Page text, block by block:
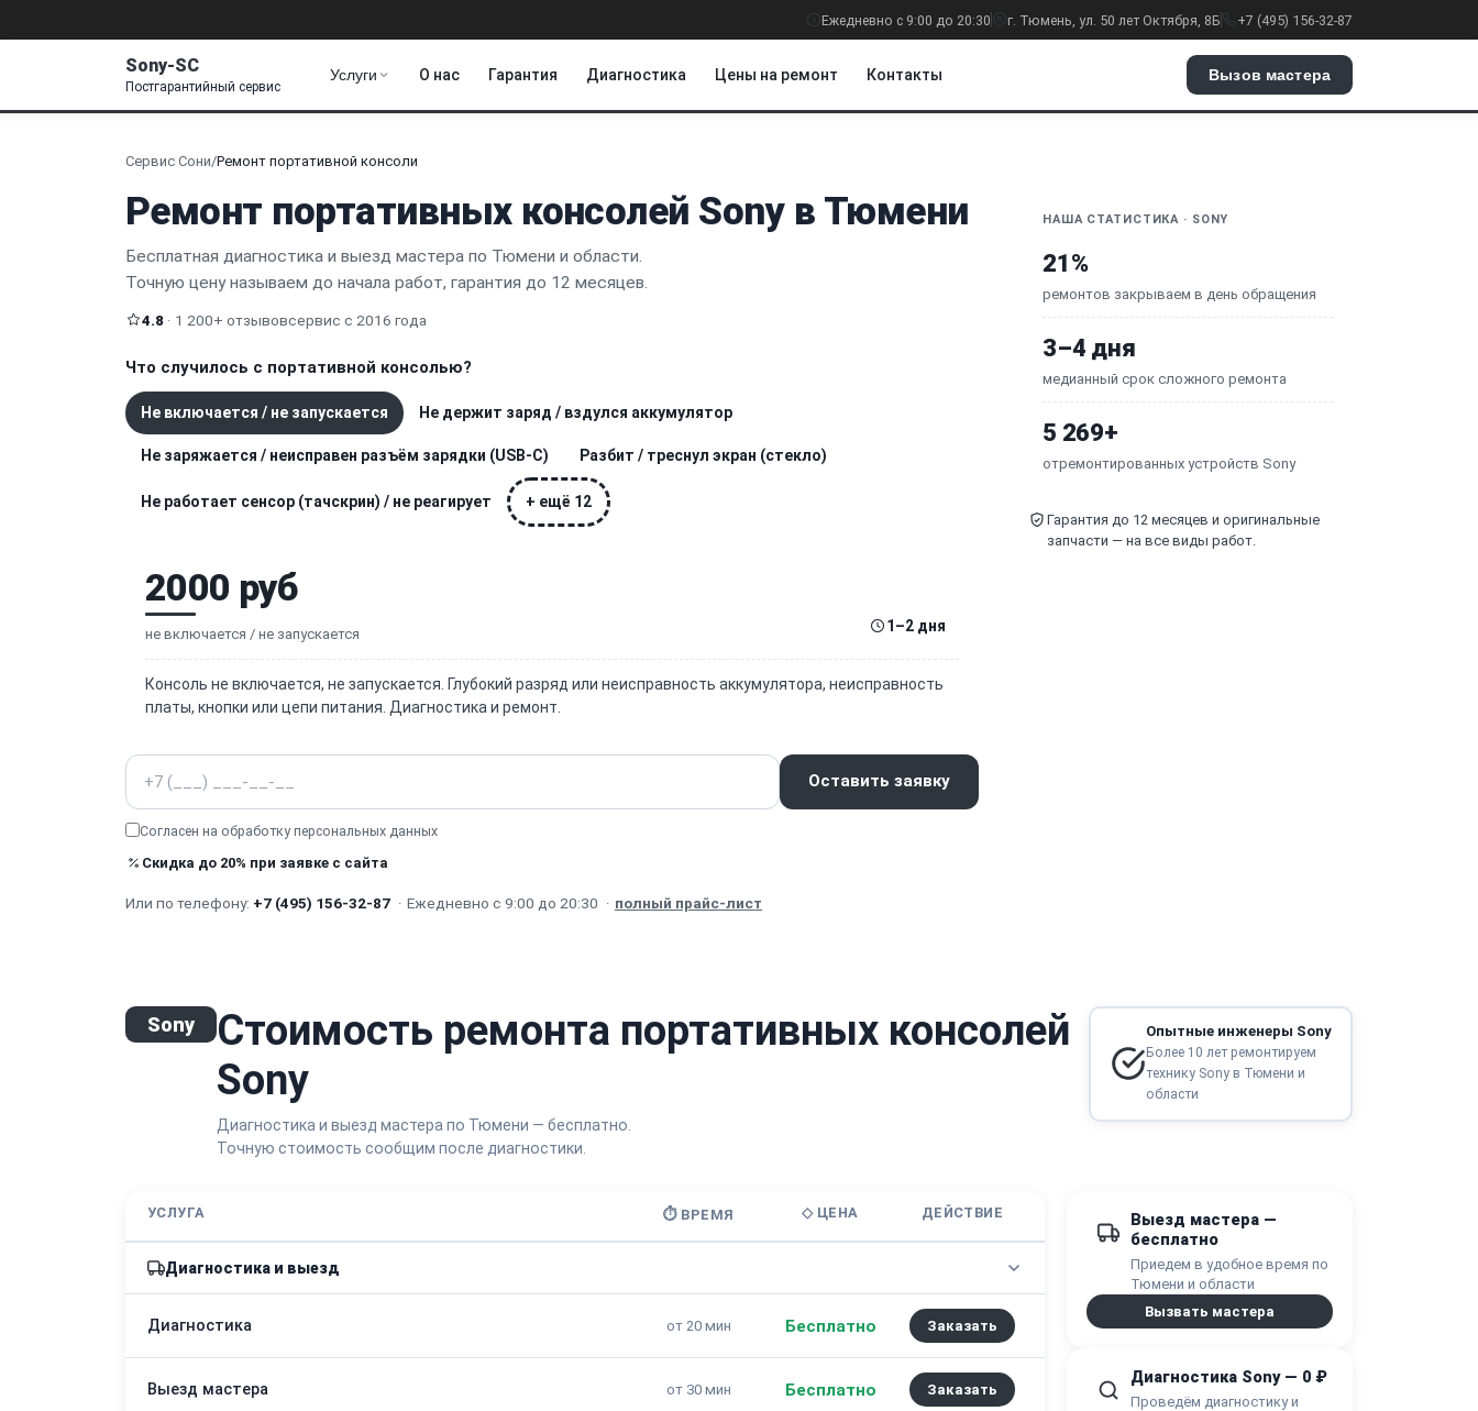
Ежедневно с 9:00 до 20:30 г. Тюмень, ул. 50 лет Октября, 8Б +7 (495) 156-32-87
Sony-SC
Постгарантийный сервис
Услуги О нас Гарантия Диагностика Цены на ремонт Контакты Вызов мастера
Сервис Сони/Ремонт портативной консоли
Ремонт портативных консолей Sony в Тюмени
Бесплатная диагностика и выезд мастера по Тюмени и области.
Точную цену называем до начала работ, гарантия до 12 месяцев.
4.8 · 1 200+ отзывовсервис с 2016 года
Что случилось с портативной консолью?
Не включается / не запускается Не держит заряд / вздулся аккумулятор
Не заряжается / неисправен разъём зарядки (USB-C) Разбит / треснул экран (стекло)
Не работает сенсор (тачскрин) / не реагирует + ещё 12
2000 руб
не включается / не запускается 1–2 дня
Консоль не включается, не запускается. Глубокий разряд или неисправность аккумулятора, неисправность
платы, кнопки или цепи питания. Диагностика и ремонт.
Телефон
Оставить заявку
Согласен на обработку персональных данных
Скидка до 20% при заявке с сайта
Или по телефону: +7 (495) 156-32-87 · Ежедневно с 9:00 до 20:30 · полный прайс-лист
НАША СТАТИСТИКА · SONY
21%
ремонтов закрываем в день обращения
3–4 дня
медианный срок сложного ремонта
5 269+
отремонтированных устройств Sony
Гарантия до 12 месяцев и оригинальные
запчасти — на все виды работ.
Sony
Стоимость ремонта портативных консолей
Sony
Диагностика и выезд мастера по Тюмени — бесплатно.
Точную стоимость сообщим после диагностики.
Опытные инженеры Sony
Более 10 лет ремонтируем
технику Sony в Тюмени и
области
УСЛУГА ⏱ ВРЕМЯ ◇ ЦЕНА ДЕЙСТВИЕ
Диагностика и выезд
Диагностика от 20 мин Бесплатно Заказать
Выезд мастера от 30 мин Бесплатно Заказать
Выезд мастера —
бесплатно
Приедем в удобное время по
Тюмени и области
Вызвать мастера
Диагностика Sony — 0 ₽
Проведём диагностику и